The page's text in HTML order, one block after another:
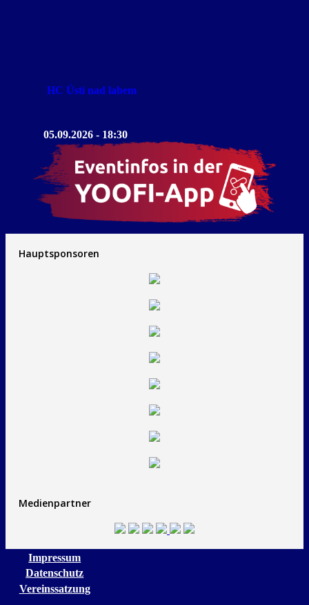
HC Ústí nad labem
05.09.2026 - 18:30
Hauptsponsoren
Medienpartner
Impressum
Datenschutz
Vereinssatzung